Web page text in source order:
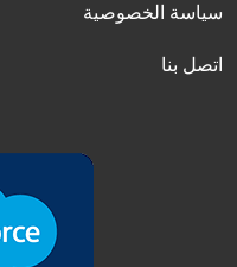
سياسة الخصوصية
اتصل بنا